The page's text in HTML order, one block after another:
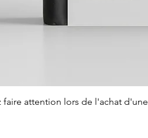
faire attention lors de l'achat